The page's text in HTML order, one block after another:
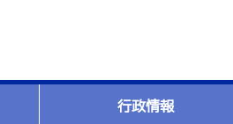
行政情報